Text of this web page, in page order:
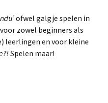
ofwel galgje spelen in
zowel beginners als
leerlingen en voor kleine
Spelen maar!